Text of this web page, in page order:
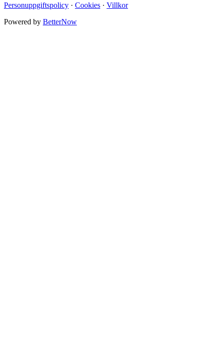
Personuppgiftspolicy · Cookies · Villkor
Powered by BetterNow